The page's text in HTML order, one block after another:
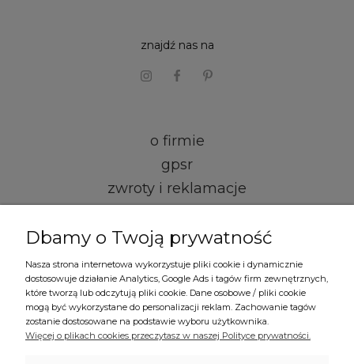
o firmie
gpsr
zwroty i reklamacje
kontakt i dane firmy
regulamin
formy płatności
czas i koszty dostawy
polityka prywatności
znajdź nas na
Dbamy o Twoją prywatność
Nasza strona internetowa wykorzystuje pliki cookie i dynamicznie
dostosowuje działanie Analytics, Google Ads i tagów firm zewnętrznych,
które tworzą lub odczytują pliki cookie. Dane osobowe / pliki cookie
mogą być wykorzystane do personalizacji reklam. Zachowanie tagów
zostanie dostosowane na podstawie wyboru użytkownika.
Więcej o plikach cookies przeczytasz w naszej Polityce prywatności.